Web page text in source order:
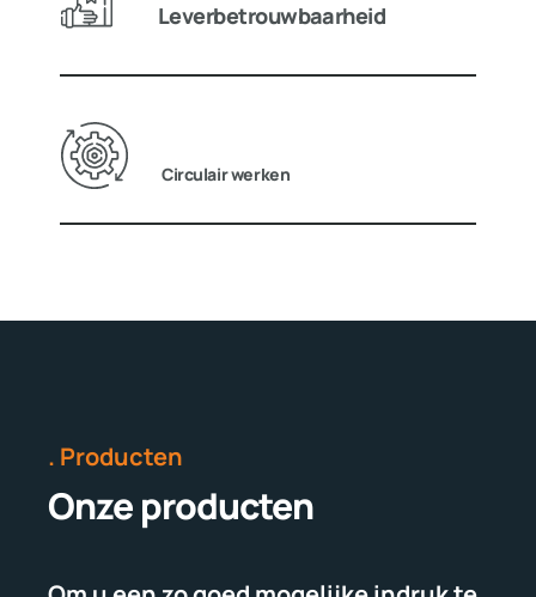
Leverbetrouwbaarheid
Circulair werken
. Producten
Onze producten